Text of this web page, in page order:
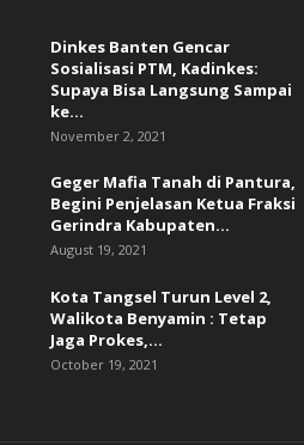
Dinkes Banten Gencar
Sosialisasi PTM, Kadinkes:
Supaya Bisa Langsung Sampai
ke...
November 2, 2021
Geger Mafia Tanah di Pantura,
Begini Penjelasan Ketua Fraksi
Gerindra Kabupaten...
August 19, 2021
Kota Tangsel Turun Level 2,
Walikota Benyamin : Tetap
Jaga Prokes,...
October 19, 2021